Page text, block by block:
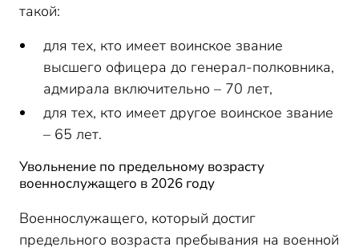
такой:
для тех, кто имеет воинское звание
высшего офицера до генерал-полковника,
адмирала включительно – 70 лет,
для тех, кто имеет другое воинское звание
– 65 лет.
Увольнение по предельному возрасту
военнослужащего в 2026 году
Военнослужащего, который достиг
предельного возраста пребывания на военной